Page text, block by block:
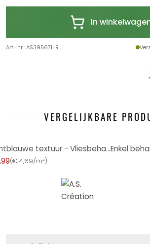
In
Art.-nr.:AS395671-R
VERGELIJKBARE
Enkel behang met een fijne lichtblauwe textuur - Vliesbehang in een subtiele textiellook
(€ 4,69/m²)